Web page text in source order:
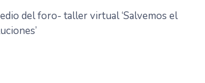
del foro- taller virtual ‘Salvemos el